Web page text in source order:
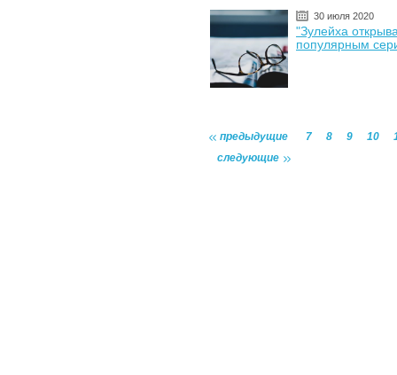
30 июля 2020
"Зулейха
популярным
предыдущие 7 8 9 10
следующие